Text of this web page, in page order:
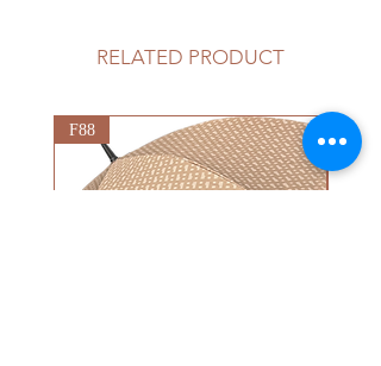
RELATED PRODUCT
F88 G92